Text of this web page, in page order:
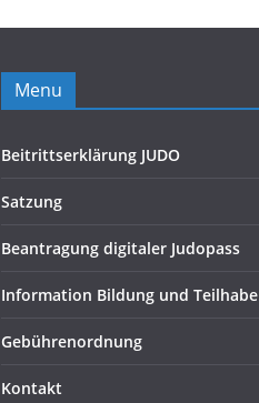
Menu
Beitrittserklärung JUDO
Satzung
Beantragung digitaler Judopass
Information Bildung und Teilhabe
Gebührenordnung
Kontakt